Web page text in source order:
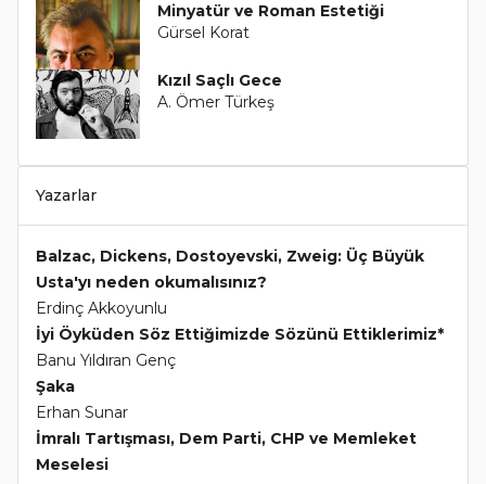
Minyatür ve Roman Estetiği
Gürsel Korat
Kızıl Saçlı Gece
A. Ömer Türkeş
Yazarlar
Balzac, Dickens, Dostoyevski, Zweig: Üç Büyük
Usta'yı neden okumalısınız?
Erdinç Akkoyunlu
İyi Öyküden Söz Ettiğimizde Sözünü Ettiklerimiz*
Banu Yıldıran Genç
Şaka
Erhan Sunar
İmralı Tartışması, Dem Parti, CHP ve Memleket
Meselesi